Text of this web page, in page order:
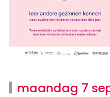
maandag 7